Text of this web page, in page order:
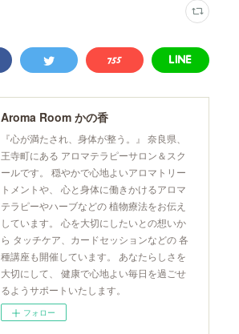
Aroma Room かの香
『心が満たされ、身体が整う。』 奈良県、
王寺町にある アロマテラピーサロン＆スク
ールです。 穏やかで心地よいアロマトリー
トメントや、 心と身体に働きかけるアロマ
テラピーやハーブなどの 植物療法をお伝え
しています。 心を大切にしたいとの想いか
ら タッチケア、カードセッションなどの 各
種講座も開催しています。 あなたらしさを
大切にして、 健康で心地よい毎日を過ごせ
るようサポートいたします。
フォロー